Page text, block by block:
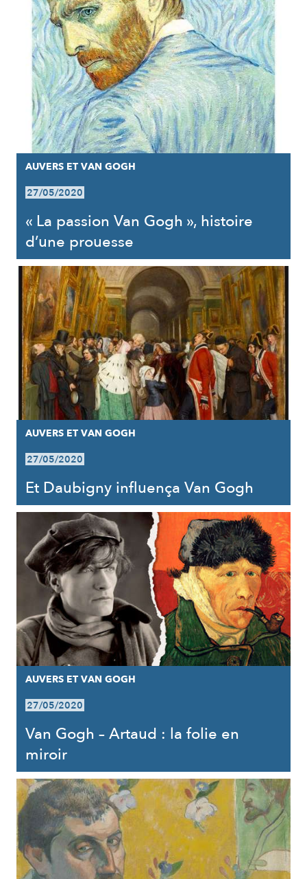
AUVERS ET VAN GOGH
27/05/2020
« La passion Van Gogh », histoire
d’une prouesse
AUVERS ET VAN GOGH
27/05/2020
Et Daubigny influença Van Gogh
AUVERS ET VAN GOGH
27/05/2020
Van Gogh – Artaud : la folie en
miroir